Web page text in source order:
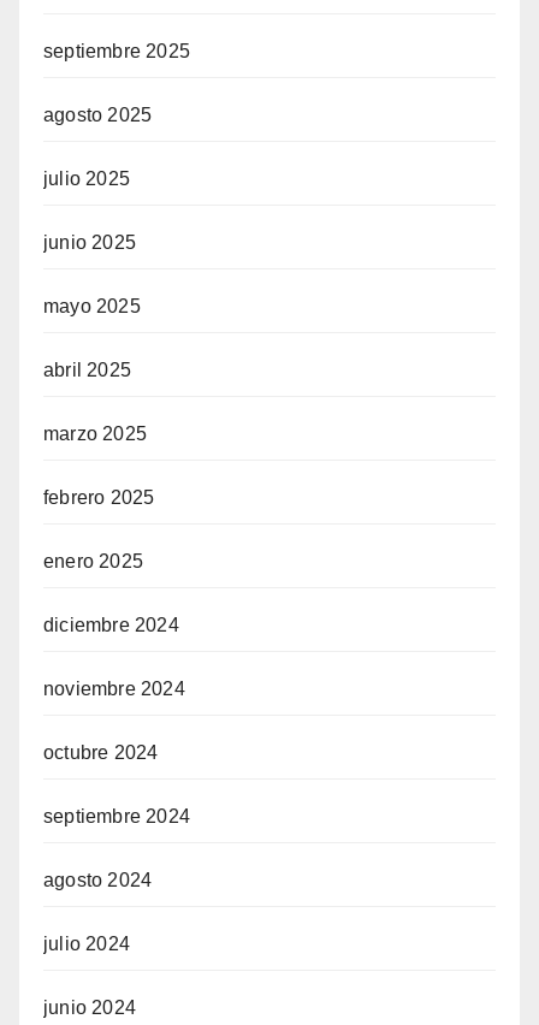
septiembre 2025
agosto 2025
julio 2025
junio 2025
mayo 2025
abril 2025
marzo 2025
febrero 2025
enero 2025
diciembre 2024
noviembre 2024
octubre 2024
septiembre 2024
agosto 2024
julio 2024
junio 2024